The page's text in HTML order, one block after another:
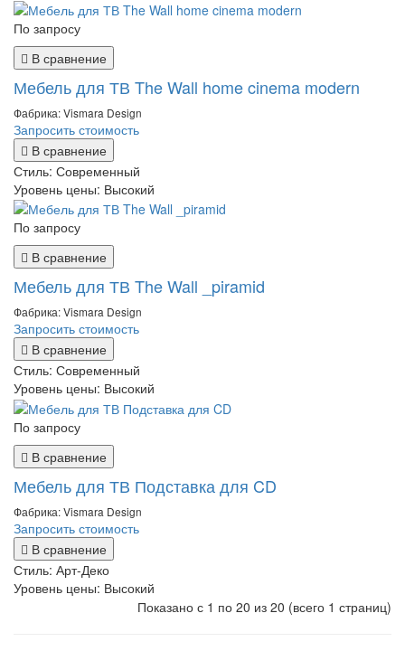
По запросу
В сравнение
Мебель для ТВ The Wall home cinema modern
Фабрика: Vismara Design
Запросить стоимость
В сравнение
Стиль: Современный
Уровень цены: Высокий
По запросу
В сравнение
Мебель для ТВ The Wall _piramid
Фабрика: Vismara Design
Запросить стоимость
В сравнение
Стиль: Современный
Уровень цены: Высокий
По запросу
В сравнение
Мебель для ТВ Подставка для CD
Фабрика: Vismara Design
Запросить стоимость
В сравнение
Стиль: Арт-Деко
Уровень цены: Высокий
Показано с 1 по 20 из 20 (всего 1 страниц)